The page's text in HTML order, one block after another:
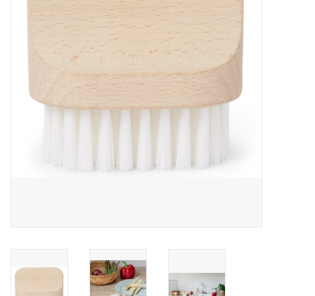
Over Simon's Tafel
Cadeaubonnen